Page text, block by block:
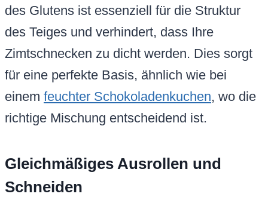
des Glutens ist essenziell für die Struktur
des Teiges und verhindert, dass Ihre
Zimtschnecken zu dicht werden. Dies sorgt
für eine perfekte Basis, ähnlich wie bei
einem feuchter Schokoladenkuchen, wo die
richtige Mischung entscheidend ist.
Gleichmäßiges Ausrollen und
Schneiden